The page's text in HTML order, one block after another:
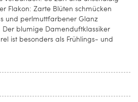
Flakon: Zarte Blüten schmücken
und perlmuttfarbener Glanz
Der blumige Damenduftklassiker
ist besonders als Frühlings- und